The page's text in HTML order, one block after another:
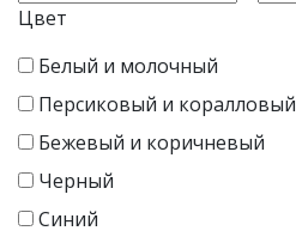
Цвет
Белый и молочный
Персиковый и коралловый
Бежевый и коричневый
Черный
Синий